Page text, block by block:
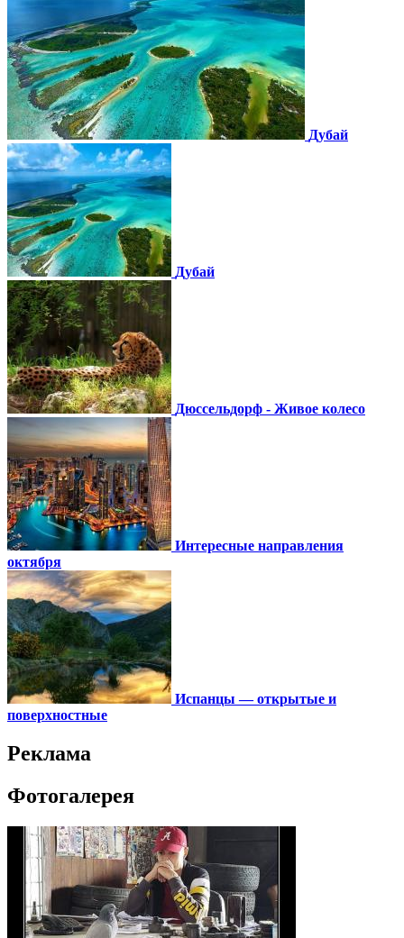
Дубай
Дубай
Дюссельдорф - Живое колесо
Интересные направления
октября
Испанцы — открытые и
поверхностные
Реклама
Фотогалерея